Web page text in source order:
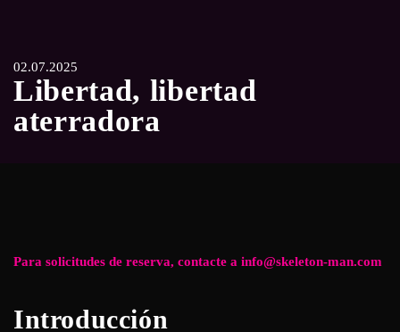
02.07.2025
Libertad, libertad
aterradora
Para solicitudes de reserva, contacte a info@skeleton-man.com
Introducción